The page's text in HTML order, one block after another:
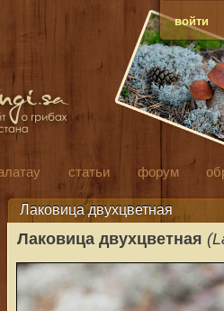
войти
статьи форум
Лаковица двухцветная
Лаковица двухцветная